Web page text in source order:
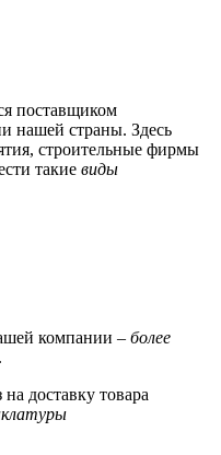
поставщиком
нашей страны. Здесь
строительные фирмы
такие виды
компании – более
.
доставку товара